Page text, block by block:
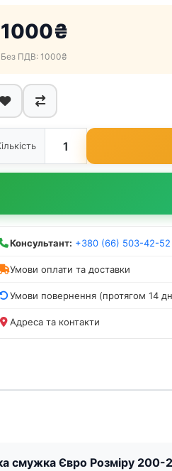
1000₴
Без ПДВ: 1000₴
Консультант: +380 (66) 503-42-52
Умови оплати та доставки
Умови повернення (протягом 14
Адреса та контакти
смужка Євро Розміру 200-